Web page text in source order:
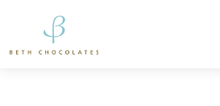
contato@bethchocolates.com.br